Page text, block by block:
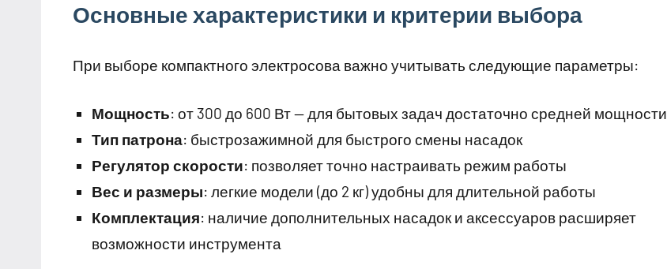
Основные характеристики и критерии выбора
При выборе компактного электросова важно учитывать следующие параметры:
Мощность: от 300 до 600 Вт — для бытовых задач достаточно средней мощности
Тип патрона: быстрозажимной для быстрого смены насадок
Регулятор скорости: позволяет точно настраивать режим работы
Вес и размеры: легкие модели (до 2 кг) удобны для длительной работы
Комплектация: наличие дополнительных насадок и аксессуаров расширяет
возможности инструмента